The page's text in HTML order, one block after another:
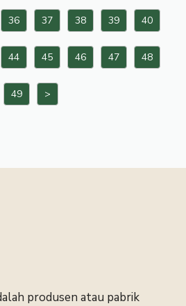
36 37 38 39 40
44 45 46 47 48
49 >
produsen atau pabrik